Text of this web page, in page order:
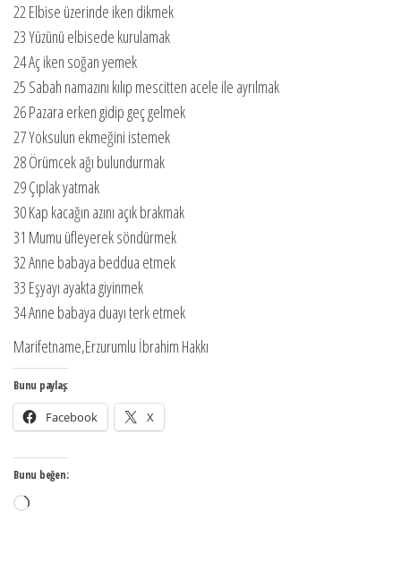
22 Elbise üzerinde iken dikmek
23 Yüzünü elbisede kurulamak
24 Aç iken soğan yemek
25 Sabah namazını kılıp mescitten acele ile ayrılmak
26 Pazara erken gidip geç gelmek
27 Yoksulun ekmeğini istemek
28 Örümcek ağı bulundurmak
29 Çıplak yatmak
30 Kap kacağın azını açık brakmak
31 Mumu üfleyerek söndürmek
32 Anne babaya beddua etmek
33 Eşyayı ayakta giyinmek
34 Anne babaya duayı terk etmek
Marifetname,Erzurumlu İbrahim Hakkı
Bunu paylaş:
Facebook X
Bunu beğen:
Yükleniyor...